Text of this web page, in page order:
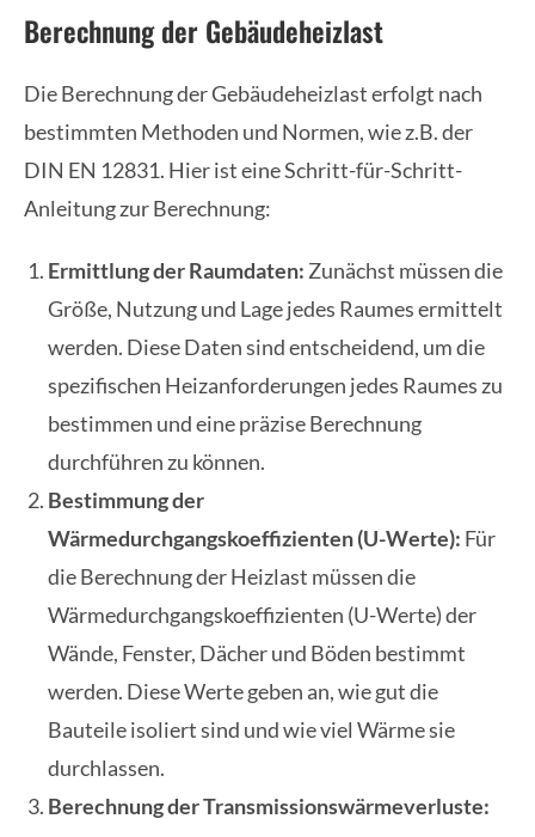
Berechnung der Gebäudeheizlast
Die Berechnung der Gebäudeheizlast erfolgt nach
bestimmten Methoden und Normen, wie z.B. der
DIN EN 12831. Hier ist eine Schritt-für-Schritt-
Anleitung zur Berechnung:
Ermittlung der Raumdaten:Zunächst müssen die
Größe, Nutzung und Lage jedes Raumes ermittelt
werden. Diese Daten sind entscheidend, um die
spezifischen Heizanforderungen jedes Raumes zu
bestimmen und eine präzise Berechnung
durchführen zu können.
Bestimmung der
Wärmedurchgangskoeffizienten (U-Werte): Für
die Berechnung der Heizlast müssen die
Wärmedurchgangskoeffizienten (U-Werte) der
Wände, Fenster, Dächer und Böden bestimmt
werden. Diese Werte geben an, wie gut die
Bauteile isoliert sind und wie viel Wärme sie
durchlassen.
Berechnung der Transmissionswärmeverluste: